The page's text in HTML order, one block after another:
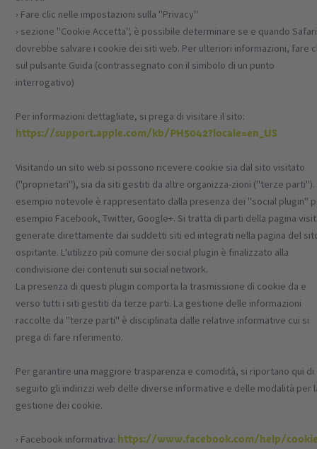
› Fare clic nelle impostazioni sulla "Privacy"
› sezione "Cookie Accetta", è possibile determinare se e quando Safari
dovrebbe salvare i cookie dei siti web. Per ulteriori informazioni, fare
sul pulsante Guida (contrassegnato con il simbolo di un punto
interrogativo)
Per informazioni dettagliate, si prega di visitare il sito:
https://support.apple.com/kb/PH5042?locale=en_US
Visitando un sito web si possono ricevere cookie sia dal sito visitato
("proprietari"), sia da siti gestiti da altre organizza-zioni ("terze parti").
esempio notevole è rappresentato dalla presenza dei "social plugin"
esempio Facebook, Twitter, Google+. Si tratta di parti della pagina
generate direttamente dai suddetti siti ed integrati nella pagina del
ospitante. L'utilizzo più comune dei social plugin è finalizzato alla
condivisione dei contenuti sui social network.
La presenza di questi plugin comporta la trasmissione di cookie da e
verso tutti i siti gestiti da terze parti. La gestione delle informazioni
raccolte da "terze parti" è disciplinata dalle relative informative cui si
prega di fare riferimento.
Per garantire una maggiore trasparenza e comodità, si riportano qui di
seguito gli indirizzi web delle diverse informative e delle modalità per
gestione dei cookie.
› Facebook informativa: https://www.facebook.com/help/